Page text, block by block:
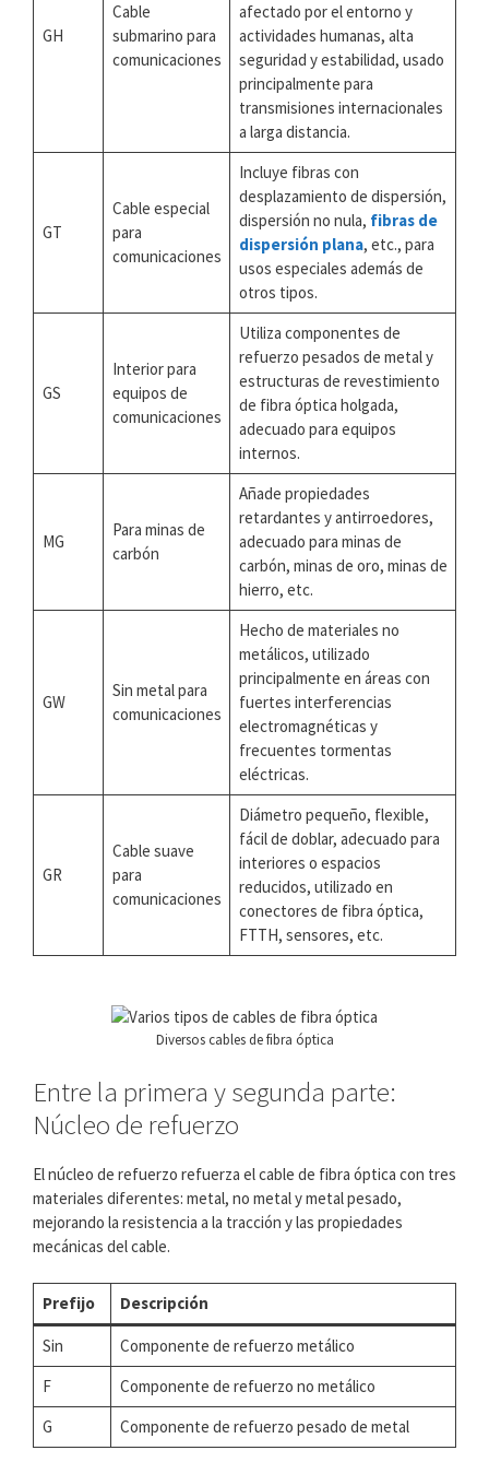
GH
Cable
submarino para
comunicaciones
afectado por el entorno y
actividades humanas, alta
seguridad y estabilidad, usado
principalmente para
transmisiones internacionales
a larga distancia.
GT
Cable especial
para
comunicaciones
Incluye fibras con
desplazamiento de dispersión,
dispersión no nula, fibras de
dispersión plana, etc., para
usos especiales además de
otros tipos.
GS
Interior para
equipos de
comunicaciones
Utiliza componentes de
refuerzo pesados de metal y
estructuras de revestimiento
de fibra óptica holgada,
adecuado para equipos
internos.
MG
Para minas de
carbón
Añade propiedades
retardantes y antirroedores,
adecuado para minas de
carbón, minas de oro, minas de
hierro, etc.
GW
Sin metal para
comunicaciones
Hecho de materiales no
metálicos, utilizado
principalmente en áreas con
fuertes interferencias
electromagnéticas y
frecuentes tormentas
eléctricas.
GR
Cable suave
para
comunicaciones
Diámetro pequeño, flexible,
fácil de doblar, adecuado para
interiores o espacios
reducidos, utilizado en
conectores de fibra óptica,
FTTH, sensores, etc.
Diversos cables de fibra óptica
Entre la primera y segunda parte:
Núcleo de refuerzo
El núcleo de refuerzo refuerza el cable de fibra óptica con tres
materiales diferentes: metal, no metal y metal pesado,
mejorando la resistencia a la tracción y las propiedades
mecánicas del cable.
Prefijo Descripción
Sin
Componente de refuerzo metálico
F
Componente de refuerzo no metálico
G
Componente de refuerzo pesado de metal